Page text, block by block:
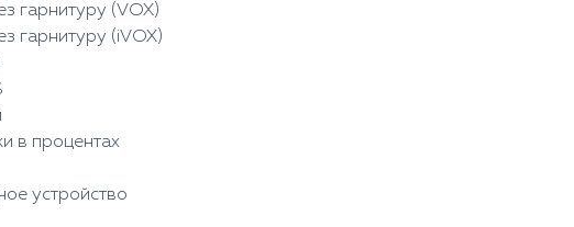
гарнитуру (VOX)
гарнитуру (iVOX)
в процентах
устройство